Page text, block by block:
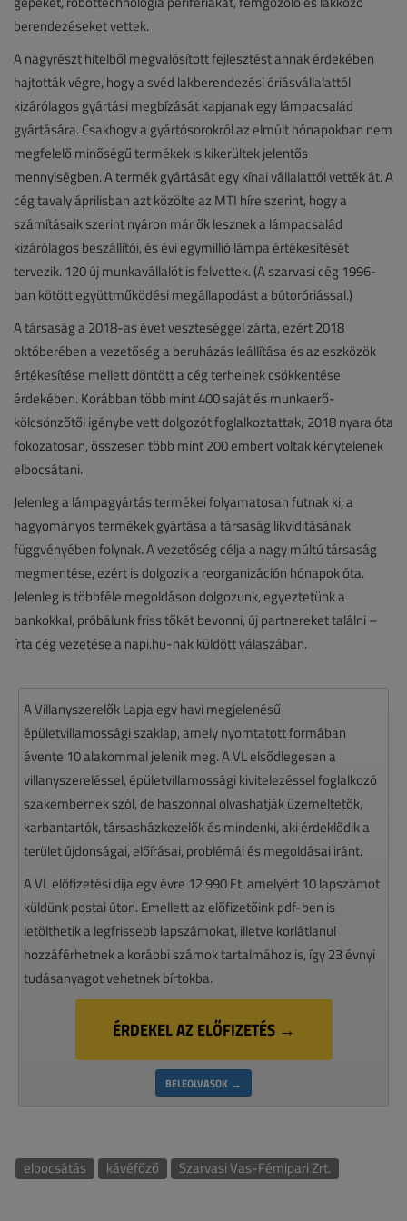
berendezéseket vettek.
A nagyrészt hitelből megvalósított fejlesztést annak érdekében
hajtották végre, hogy a svéd lakberendezési óriásvállalattól
kizárólagos gyártási megbízását kapjanak egy lámpacsalád
gyártására. Csakhogy a gyártósorokról az elmúlt hónapokban nem
megfelelő minőségű termékek is kikerültek jelentős
mennyiségben. A termék gyártását egy kínai vállalattól vették át. A
cég tavaly áprilisban azt közölte az MTI híre szerint, hogy a
számításaik szerint nyáron már ők lesznek a lámpacsalád
kizárólagos beszállítói, és évi egymillió lámpa értékesítését
tervezik. 120 új munkavállalót is felvettek. (A szarvasi cég 1996-
ban kötött együttműködési megállapodást a bútoróriással.)
A társaság a 2018-as évet veszteséggel zárta, ezért 2018
októberében a vezetőség a beruházás leállítása és az eszközök
értékesítése mellett döntött a cég terheinek csökkentése
érdekében. Korábban több mint 400 saját és munkaerő-
kölcsönzőtől igénybe vett dolgozót foglalkoztattak; 2018 nyara óta
fokozatosan, összesen több mint 200 embert voltak kénytelenek
elbocsátani.
Jelenleg a lámpagyártás termékei folyamatosan futnak ki, a
hagyományos termékek gyártása a társaság likviditásának
függvényében folynak. A vezetőség célja a nagy múltú társaság
megmentése, ezért is dolgozik a reorganizáción hónapok óta.
Jelenleg is többféle megoldáson dolgozunk, egyeztetünk a
bankokkal, próbálunk friss tőkét bevonni, új partnereket találni –
írta cég vezetése a napi.hu-nak küldött válaszában.
A Villanyszerelők Lapja egy havi megjelenésű
épületvillamossági szaklap, amely nyomtatott formában
évente 10 alakommal jelenik meg. A VL elsődlegesen a
villanyszereléssel, épületvillamossági kivitelezéssel foglalkozó
szakembernek szól, de haszonnal olvashatják üzemeltetők,
karbantartók, társasházkezelők és mindenki, aki érdeklődik a
terület újdonságai, előírásai, problémái és megoldásai iránt.
A VL előfizetési díja egy évre 12 990 Ft, amelyért 10 lapszámot
küldünk postai úton. Emellett az előfizetőink pdf-ben is
letölthetik a legfrissebb lapszámokat, illetve korlátlanul
hozzáférhetnek a korábbi számok tartalmához is, így 23 évnyi
tudásanyagot vehetnek bírtokba.
ÉRDEKEL AZ ELŐFIZETÉS →
BELEOLVASOK →
elbocsátás kávéfőző Szarvasi Vas-Fémipari Zrt.